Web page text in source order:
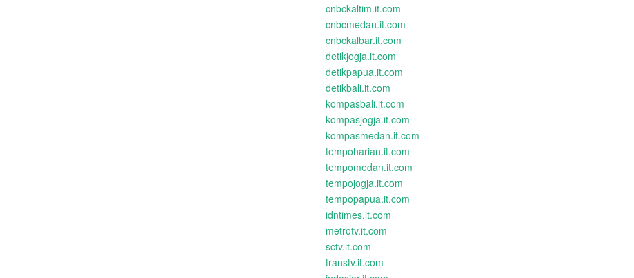
cnbckaltim.it.com
cnbcmedan.it.com
cnbckalbar.it.com
detikjogja.it.com
detikpapua.it.com
detikbali.it.com
kompasbali.it.com
kompasjogja.it.com
kompasmedan.it.com
tempoharian.it.com
tempomedan.it.com
tempojogja.it.com
tempopapua.it.com
idntimes.it.com
metrotv.it.com
sctv.it.com
transtv.it.com